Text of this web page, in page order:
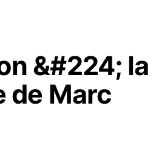
&#224; la
de Marc